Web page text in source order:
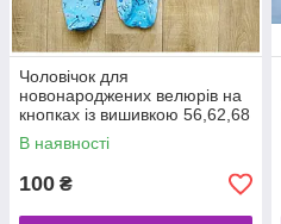
Чоловічок для
новонароджених велюрів на
кнопках із вишивкою 56,62,68
см 20(68)
В наявності
100 ₴